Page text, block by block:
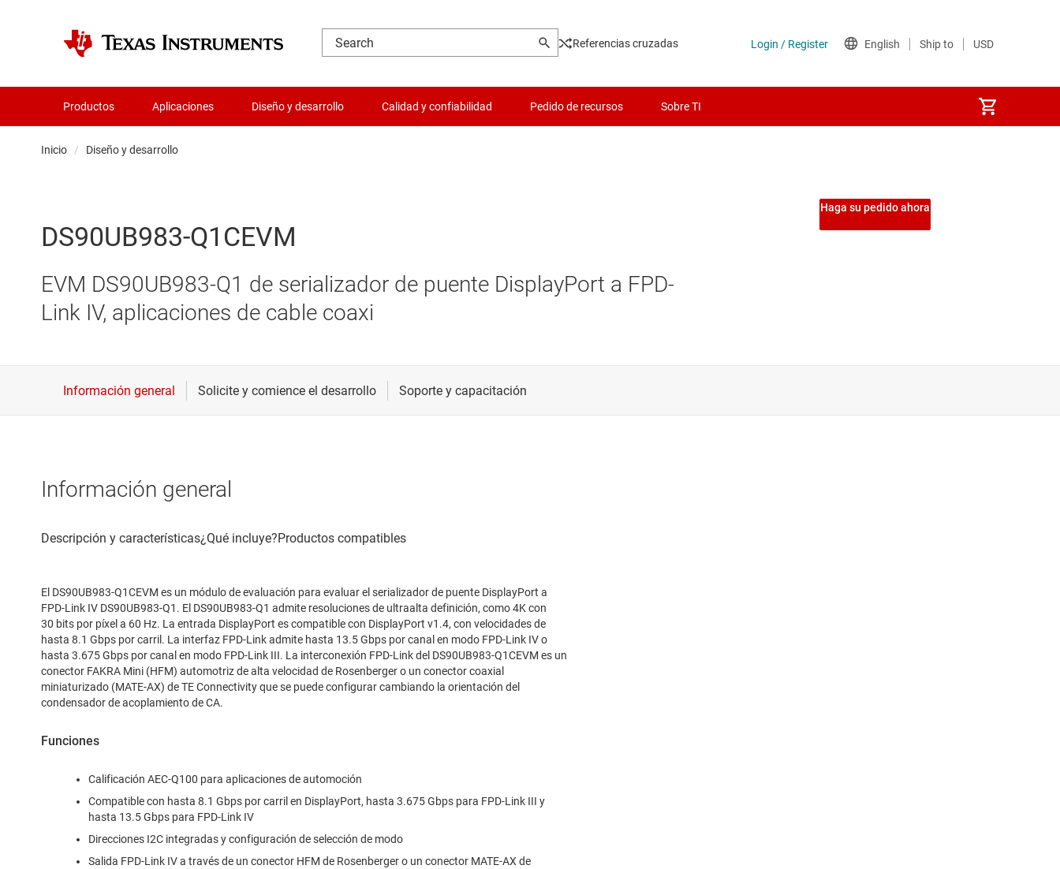
Referencias cruzadas
Productos Aplicaciones Diseño y desarrollo Calidad y confiabilidad Pedido de recursos Sobre TI
Inicio Diseño y desarrollo
DS90UB983-Q1CEVM
EVM DS90UB983-Q1 de serializador de puente DisplayPort a FPD-
Link IV, aplicaciones de cable coaxi
Haga su pedido ahora
Información general
El DS90UB983-Q1CEVM es un módulo de evaluación para evaluar el serializador de puente DisplayPort a
FPD-Link IV DS90UB983-Q1. El DS90UB983-Q1 admite resoluciones de ultraalta definición, como 4K con
30 bits por píxel a 60 Hz. La entrada DisplayPort es compatible con DisplayPort v1.4, con velocidades de
hasta 8.1 Gbps por carril. La interfaz FPD-Link admite hasta 13.5 Gbps por canal en modo FPD-Link IV o
hasta 3.675 Gbps por canal en modo FPD-Link III. ‌La interconexión FPD-Link del DS90UB983-Q1CEVM es un
conector FAKRA Mini (HFM) automotriz de alta velocidad de Rosenberger o un conector coaxial
miniaturizado (MATE-AX) de TE Connectivity que se puede configurar cambiando la orientación del
condensador de acoplamiento de CA.
Funciones
Calificación AEC‑Q100 para aplicaciones de automoción
Compatible con hasta 8.1 Gbps por carril en DisplayPort, hasta 3.675 Gbps para FPD-Link III y
hasta 13.5 Gbps para FPD-Link IV
Direcciones I2C integradas y configuración de selección de modo
Salida FPD-Link IV a través de un conector HFM de Rosenberger o un conector MATE-AX de